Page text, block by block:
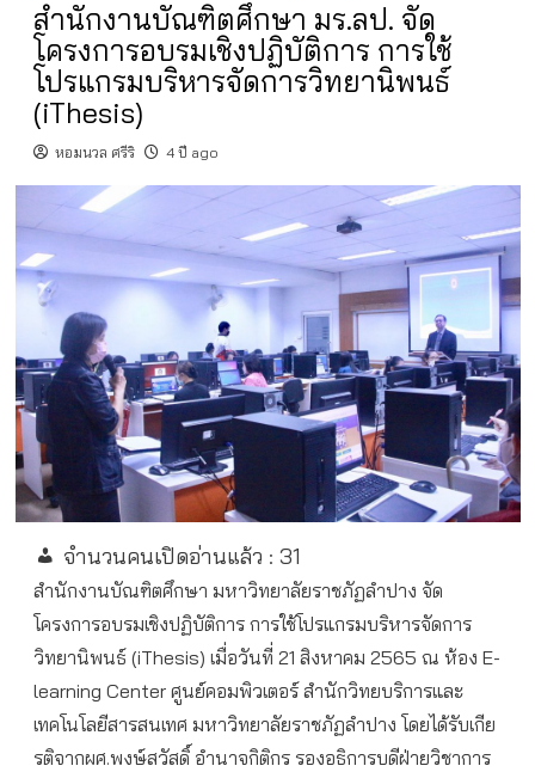
สำนักงานบัณฑิตศึกษา มร.ลป. จัด
โครงการอบรมเชิงปฏิบัติการ การใช้
โปรแกรมบริหารจัดการวิทยานิพนธ์
(iThesis)
หอมนวล ศรีริ 4 ปี ago
จำนวนคนเปิดอ่านแล้ว : 31
สำนักงานบัณฑิตศึกษา มหาวิทยาลัยราชภัฏลำปาง จัด
โครงการอบรมเชิงปฏิบัติการ การใช้โปรแกรมบริหารจัดการ
วิทยานิพนธ์ (iThesis) เมื่อวันที่ 21 สิงหาคม 2565 ณ ห้อง E-
learning Center ศูนย์คอมพิวเตอร์ สำนักวิทยบริการและ
เทคโนโลยีสารสนเทศ มหาวิทยาลัยราชภัฏลำปาง โดยได้รับเกีย
รติจากผศ.พงษ์สวัสดิ์ อำนาจกิติกร รองอธิการบดีฝ่ายวิชาการ